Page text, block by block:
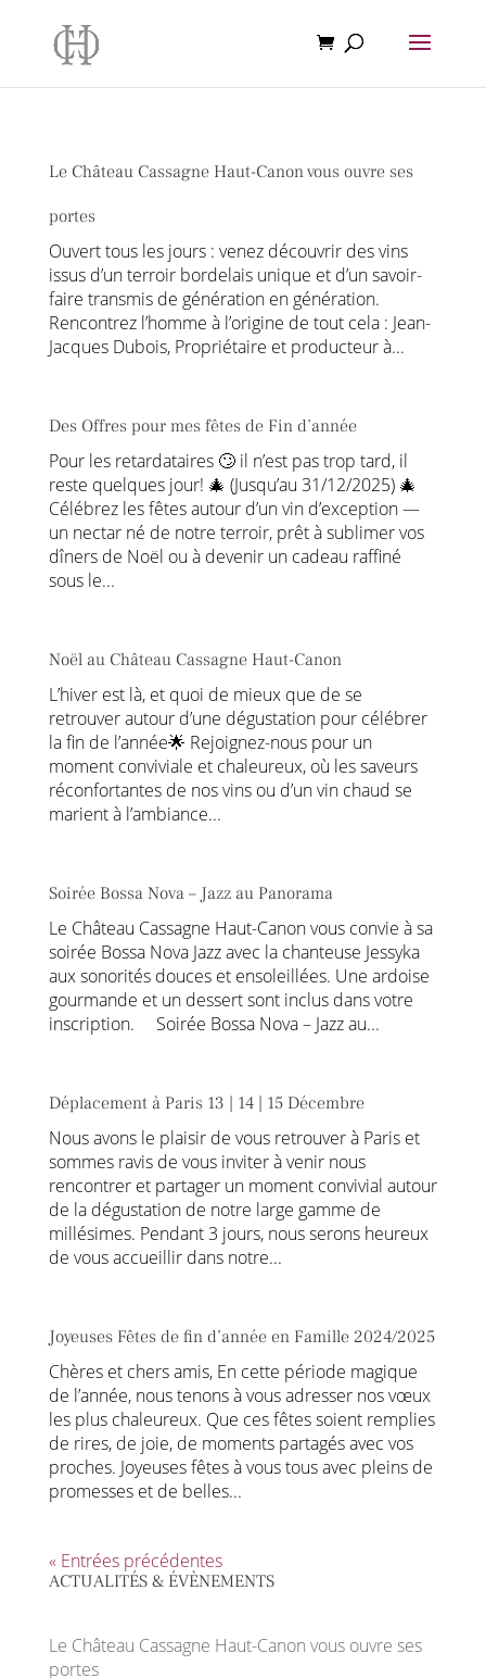
Le Château Cassagne Haut-Canon vous ouvre ses
portes
Ouvert tous les jours : venez découvrir des vins
issus d’un terroir bordelais unique et d’un savoir-
faire transmis de génération en génération.
Rencontrez l’homme à l’origine de tout cela : Jean-
Jacques Dubois, Propriétaire et producteur à...
Des Offres pour mes fêtes de Fin d’année
Pour les retardataires 🙄 il n’est pas trop tard, il
reste quelques jour! 🎄 (Jusqu’au 31/12/2025) 🎄
Célébrez les fêtes autour d’un vin d’exception —
un nectar né de notre terroir, prêt à sublimer vos
dîners de Noël ou à devenir un cadeau raffiné
sous le...
Noël au Château Cassagne Haut-Canon
L’hiver est là, et quoi de mieux que de se
retrouver autour d’une dégustation pour célébrer
la fin de l’année🌟 Rejoignez-nous pour un
moment conviviale et chaleureux, où les saveurs
réconfortantes de nos vins ou d’un vin chaud se
marient à l’ambiance...
Soirée Bossa Nova – Jazz au Panorama
Le Château Cassagne Haut-Canon vous convie à sa
soirée Bossa Nova Jazz avec la chanteuse Jessyka
aux sonorités douces et ensoleillées. Une ardoise
gourmande et un dessert sont inclus dans votre
inscription. Soirée Bossa Nova – Jazz au...
Déplacement à Paris 13 | 14 | 15 Décembre
Nous avons le plaisir de vous retrouver à Paris et
sommes ravis de vous inviter à venir nous
rencontrer et partager un moment convivial autour
de la dégustation de notre large gamme de
millésimes. Pendant 3 jours, nous serons heureux
de vous accueillir dans notre...
Joyeuses Fêtes de fin d’année en Famille 2024/2025
Chères et chers amis, En cette période magique
de l’année, nous tenons à vous adresser nos vœux
les plus chaleureux. Que ces fêtes soient remplies
de rires, de joie, de moments partagés avec vos
proches. Joyeuses fêtes à vous tous avec pleins de
promesses et de belles...
« Entrées précédentes
ACTUALITÉS & ÉVÈNEMENTS
Le Château Cassagne Haut-Canon vous ouvre ses
portes